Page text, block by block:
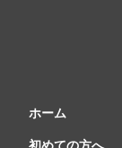
ホーム